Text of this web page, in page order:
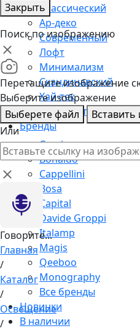
Классический
Ар-деко
Современный
Лофт
Минимализм
Скандинавский
Хай-тек
Подборка интерьеров
Бренды
Cassina
Bonaldo
Cappellini
Bosa
Capital
Davide Groppi
Italamp
Magis
Qeeboo
Monography
Все бренды
Новинки
В наличии
Закрыть
Поиск по изображению
Перетащите изображение
Выберите изображение
Выберете файл
Вставить
Или
Говорите...
Главная
/
Каталог
/
Освещение
/